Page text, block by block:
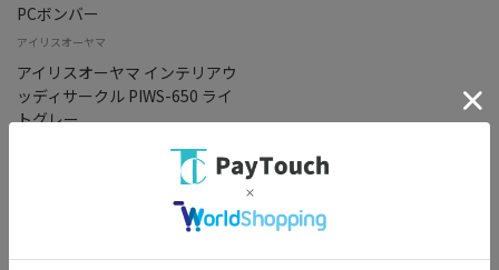
PCボンバー
アイリスオーヤマ
アイリスオーヤマ インテリアウ
ッディサークル PIWS-650 ライ
トグレー